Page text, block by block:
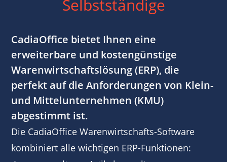
Selbstständige
CadiaOffice bietet Ihnen eine
erweiterbare und kostengünstige
Warenwirtschaftslösung (ERP), die
perfekt auf die Anforderungen von Klein-
und Mittelunternehmen (KMU)
abgestimmt ist.
Die CadiaOffice Warenwirtschafts-Software
kombiniert alle wichtigen ERP-Funktionen: